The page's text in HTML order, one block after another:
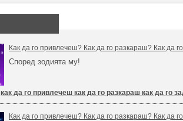
Как да го привлечеш? Как да го разкараш? Как да
Според зодията му!
как да го привлечеш как да го разкараш как да го
Как да го привлечеш? Как да го разкараш? Как да